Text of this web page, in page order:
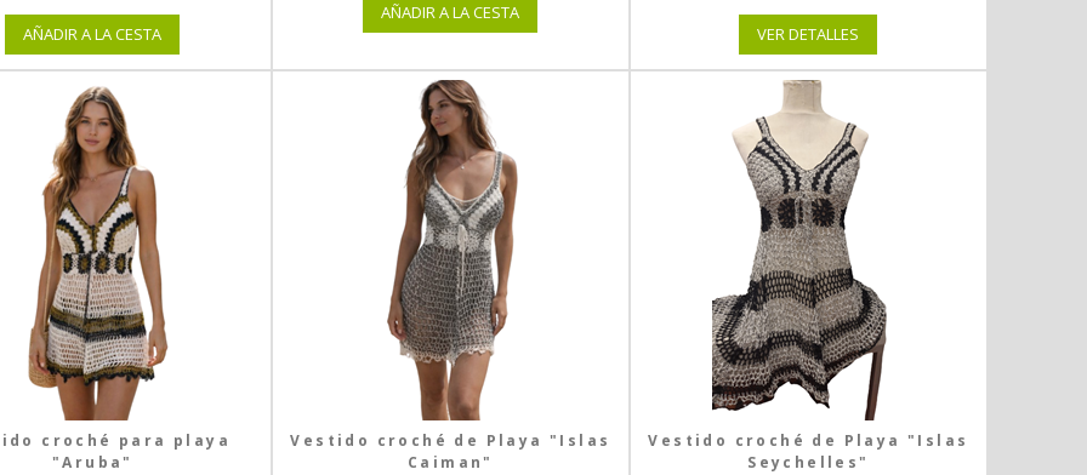
AÑADIR A LA CESTA
AÑADIR A LA CESTA
VER DETALLES
croché para playa
"Aruba"
Vestido croché de Playa "Islas
Caiman"
Vestido croché de Playa "Islas
Seychelles"